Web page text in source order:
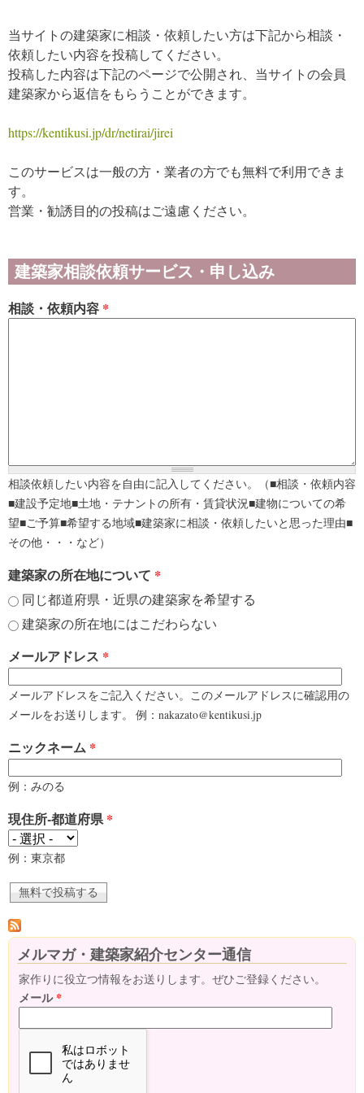
当サイトの建築家に相談・依頼したい方は下記から相談・
依頼したい内容を投稿してください。
投稿した内容は下記のページで公開され、当サイトの会員
建築家から返信をもらうことができます。
https://kentikusi.jp/dr/netirai/jirei
このサービスは一般の方・業者の方でも無料で利用できま
す。
営業・勧誘目的の投稿はご遠慮ください。
建築家相談依頼サービス・申し込み
相談・依頼内容 *
相談依頼したい内容を自由に記入してください。（■相談・依頼内容
■建設予定地■土地・テナントの所有・賃貸状況■建物についての希
望■ご予算■希望する地域■建築家に相談・依頼したいと思った理由■
その他・・・など）
建築家の所在地について *
同じ都道府県・近県の建築家を希望する
建築家の所在地にはこだわらない
メールアドレス *
メールアドレスをご記入ください。このメールアドレスに確認用の
メールをお送りします。 例：nakazato@kentikusi.jp
ニックネーム *
例：みのる
現住所-都道府県*
例：東京都
メルマガ・建築家紹介センター通信
家作りに役立つ情報をお送りします。ぜひご登録ください。
メール*